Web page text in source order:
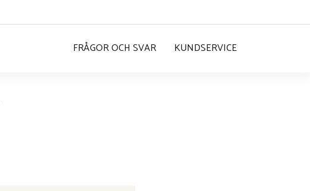
FRÅGOR OCH SVAR KUNDSERVICE